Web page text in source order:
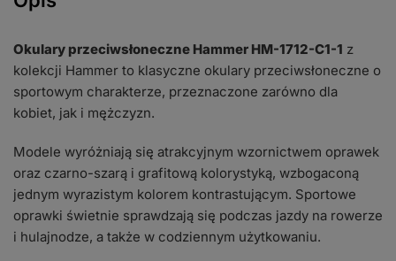
Okulary przeciwsłoneczne Hammer HM-1712-C1-1 z
kolekcji Hammer to klasyczne okulary przeciwsłoneczne o
sportowym charakterze, przeznaczone zarówno dla
kobiet, jak i mężczyzn.
Modele wyróżniają się atrakcyjnym wzornictwem oprawek
oraz czarno-szarą i grafitową kolorystyką, wzbogaconą
jednym wyrazistym kolorem kontrastującym. Sportowe
oprawki świetnie sprawdzają się podczas jazdy na rowerze
i hulajnodze, a także w codziennym użytkowaniu.